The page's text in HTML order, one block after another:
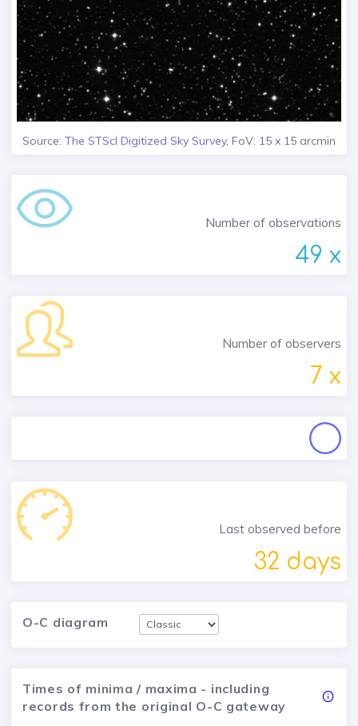
Source: The STScI Digitized Sky Survey, FoV: 15 x 15 arcmin
Number of observations
49 x
Number of observers
7 x
Last observed before
32 days
O-C diagram
Times of minima / maxima - including
records from the original O-C gateway